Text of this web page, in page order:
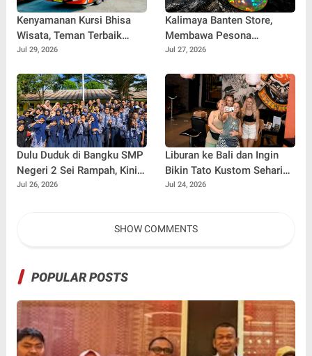
Kenyamanan Kursi Bhisa
Wisata, Teman Terbaik
untuk Perjalanan Jauh
Jul 29, 2026
Kalimaya Banten Store,
Membawa Pesona
Kalimaya Banten
dan Internasional
Jul 27, 2026
Dulu Duduk di Bangku SMP
Negeri 2 Sei Rampah, Kini
Penulis Mulai Aja Dulu
Menginspirasi Generasi
Jul 26, 2026
Liburan ke Bali dan Ingin
Bikin Tato Kustom Sehari
Jadi? Ini Panduannya
Jul 24, 2026
SHOW COMMENTS
POPULAR POSTS